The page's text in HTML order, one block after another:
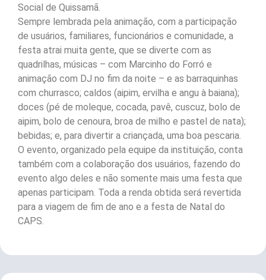
Social de Quissamã.
Sempre lembrada pela animação, com a participação
de usuários, familiares, funcionários e comunidade, a
festa atrai muita gente, que se diverte com as
quadrilhas, músicas – com Marcinho do Forró e
animação com DJ no fim da noite – e as barraquinhas
com churrasco; caldos (aipim, ervilha e angu à baiana);
doces (pé de moleque, cocada, pavê, cuscuz, bolo de
aipim, bolo de cenoura, broa de milho e pastel de nata);
bebidas; e, para divertir a criançada, uma boa pescaria.
O evento, organizado pela equipe da instituição, conta
também com a colaboração dos usuários, fazendo do
evento algo deles e não somente mais uma festa que
apenas participam. Toda a renda obtida será revertida
para a viagem de fim de ano e a festa de Natal do
CAPS.